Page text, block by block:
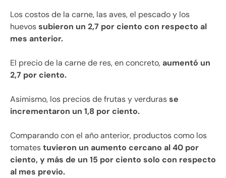
Los costos de la carne, las aves, el pescado y los
huevossubieron un 2,7 por ciento con respecto al
mes anterior.
El precio de la carne de res, en concreto,aumentó un
2,7 por ciento.
Asimismo, los precios de frutas y verdurasse
incrementaron un 1,8 por ciento.
Comparando con el año anterior, productos como los
tomatestuvieron un aumento cercano al 40 por
ciento, y más de un 15 por ciento solo con respecto
al mes previo.